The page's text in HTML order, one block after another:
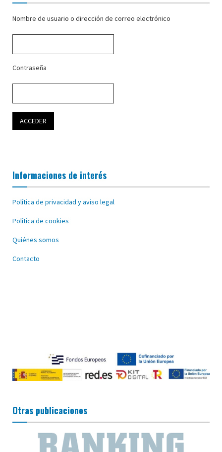
Nombre de usuario o dirección de correo electrónico
Contraseña
Informaciones de interés
Política de privacidad y aviso legal
Política de cookies
Quiénes somos
Contacto
Otras publicaciones